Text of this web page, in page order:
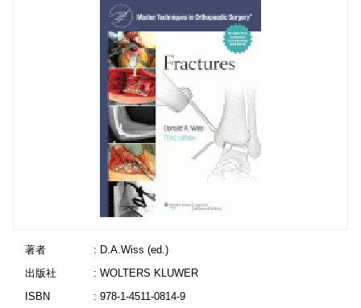
著者
: D.A.Wiss (ed.)
出版社
: WOLTERS KLUWER
ISBN
: 978-1-4511-0814-9